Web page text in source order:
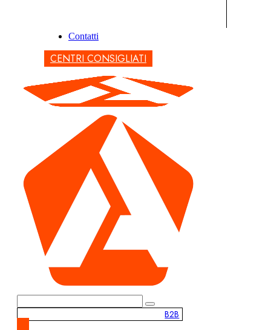
Contatti
CENTRI CONSIGLIATI
B2B